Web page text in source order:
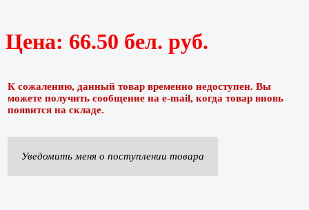
Цена: 66.50 бел. руб.
К сожалению, данный товар временно недоступен. Вы
можете получить сообщение на e-mail, когда товар вновь
появится на складе.
Уведомить меня о поступлении товара